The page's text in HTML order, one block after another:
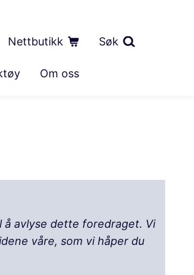
Nettbutikk Søk
Om oss
å avlyse dette foredraget. Vi
våre, som vi håper du